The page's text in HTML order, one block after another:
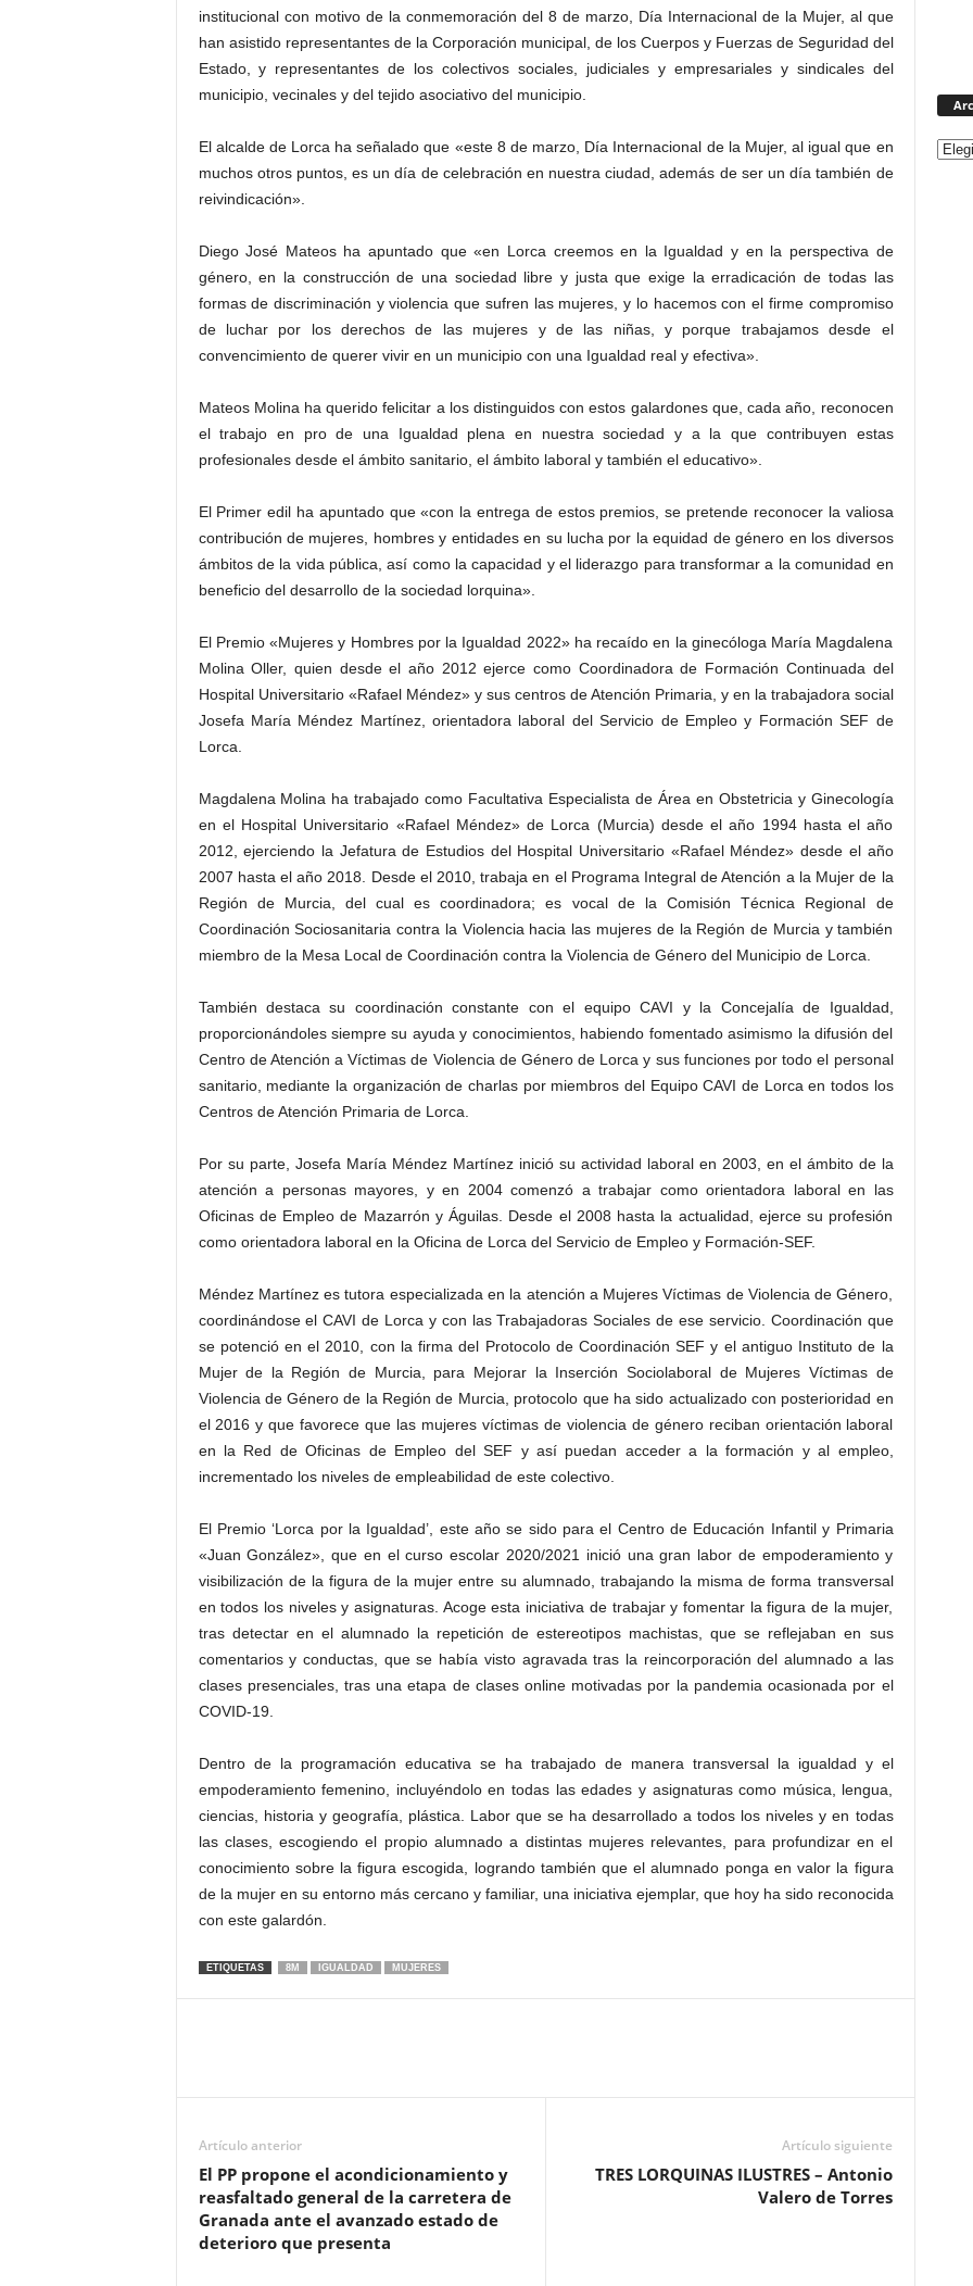
institucional con motivo de la conmemoración del 8 de marzo, Día Internacional de la Mujer, al que
han asistido representantes de la Corporación municipal, de los Cuerpos y Fuerzas de Seguridad del
Estado, y representantes de los colectivos sociales, judiciales y empresariales y sindicales del
municipio, vecinales y del tejido asociativo del municipio.
El alcalde de Lorca ha señalado que «este 8 de marzo, Día Internacional de la Mujer, al igual que en
muchos otros puntos, es un día de celebración en nuestra ciudad, además de ser un día también de
reivindicación».
Diego José Mateos ha apuntado que «en Lorca creemos en la Igualdad y en la perspectiva de
género, en la construcción de una sociedad libre y justa que exige la erradicación de todas las
formas de discriminación y violencia que sufren las mujeres, y lo hacemos con el firme compromiso
de luchar por los derechos de las mujeres y de las niñas, y porque trabajamos desde el
convencimiento de querer vivir en un municipio con una Igualdad real y efectiva».
Mateos Molina ha querido felicitar a los distinguidos con estos galardones que, cada año, reconocen
el trabajo en pro de una Igualdad plena en nuestra sociedad y a la que contribuyen estas
profesionales desde el ámbito sanitario, el ámbito laboral y también el educativo».
El Primer edil ha apuntado que «con la entrega de estos premios, se pretende reconocer la valiosa
contribución de mujeres, hombres y entidades en su lucha por la equidad de género en los diversos
ámbitos de la vida pública, así como la capacidad y el liderazgo para transformar a la comunidad en
beneficio del desarrollo de la sociedad lorquina».
El Premio «Mujeres y Hombres por la Igualdad 2022» ha recaído en la ginecóloga María Magdalena
Molina Oller, quien desde el año 2012 ejerce como Coordinadora de Formación Continuada del
Hospital Universitario «Rafael Méndez» y sus centros de Atención Primaria, y en la trabajadora social
Josefa María Méndez Martínez, orientadora laboral del Servicio de Empleo y Formación SEF de
Lorca.
Magdalena Molina ha trabajado como Facultativa Especialista de Área en Obstetricia y Ginecología
en el Hospital Universitario «Rafael Méndez» de Lorca (Murcia) desde el año 1994 hasta el año
2012, ejerciendo la Jefatura de Estudios del Hospital Universitario «Rafael Méndez» desde el año
2007 hasta el año 2018. Desde el 2010, trabaja en el Programa Integral de Atención a la Mujer de la
Región de Murcia, del cual es coordinadora; es vocal de la Comisión Técnica Regional de
Coordinación Sociosanitaria contra la Violencia hacia las mujeres de la Región de Murcia y también
miembro de la Mesa Local de Coordinación contra la Violencia de Género del Municipio de Lorca.
También destaca su coordinación constante con el equipo CAVI y la Concejalía de Igualdad,
proporcionándoles siempre su ayuda y conocimientos, habiendo fomentado asimismo la difusión del
Centro de Atención a Víctimas de Violencia de Género de Lorca y sus funciones por todo el personal
sanitario, mediante la organización de charlas por miembros del Equipo CAVI de Lorca en todos los
Centros de Atención Primaria de Lorca.
Por su parte, Josefa María Méndez Martínez inició su actividad laboral en 2003, en el ámbito de la
atención a personas mayores, y en 2004 comenzó a trabajar como orientadora laboral en las
Oficinas de Empleo de Mazarrón y Águilas. Desde el 2008 hasta la actualidad, ejerce su profesión
como orientadora laboral en la Oficina de Lorca del Servicio de Empleo y Formación-SEF.
Méndez Martínez es tutora especializada en la atención a Mujeres Víctimas de Violencia de Género,
coordinándose el CAVI de Lorca y con las Trabajadoras Sociales de ese servicio. Coordinación que
se potenció en el 2010, con la firma del Protocolo de Coordinación SEF y el antiguo Instituto de la
Mujer de la Región de Murcia, para Mejorar la Inserción Sociolaboral de Mujeres Víctimas de
Violencia de Género de la Región de Murcia, protocolo que ha sido actualizado con posterioridad en
el 2016 y que favorece que las mujeres víctimas de violencia de género reciban orientación laboral
en la Red de Oficinas de Empleo del SEF y así puedan acceder a la formación y al empleo,
incrementado los niveles de empleabilidad de este colectivo.
El Premio ‘Lorca por la Igualdad’, este año se sido para el Centro de Educación Infantil y Primaria
«Juan González», que en el curso escolar 2020/2021 inició una gran labor de empoderamiento y
visibilización de la figura de la mujer entre su alumnado, trabajando la misma de forma transversal
en todos los niveles y asignaturas. Acoge esta iniciativa de trabajar y fomentar la figura de la mujer,
tras detectar en el alumnado la repetición de estereotipos machistas, que se reflejaban en sus
comentarios y conductas, que se había visto agravada tras la reincorporación del alumnado a las
clases presenciales, tras una etapa de clases online motivadas por la pandemia ocasionada por el
COVID-19.
Dentro de la programación educativa se ha trabajado de manera transversal la igualdad y el
empoderamiento femenino, incluyéndolo en todas las edades y asignaturas como música, lengua,
ciencias, historia y geografía, plástica. Labor que se ha desarrollado a todos los niveles y en todas
las clases, escogiendo el propio alumnado a distintas mujeres relevantes, para profundizar en el
conocimiento sobre la figura escogida, logrando también que el alumnado ponga en valor la figura
de la mujer en su entorno más cercano y familiar, una iniciativa ejemplar, que hoy ha sido reconocida
con este galardón.
ETIQUETAS 8M IGUALDAD MUJERES
Artículo anterior
El PP propone el acondicionamiento y
reasfaltado general de la carretera de
Granada ante el avanzado estado de
deterioro que presenta
Artículo siguiente
TRES LORQUINAS ILUSTRES – Antonio
Valero de Torres